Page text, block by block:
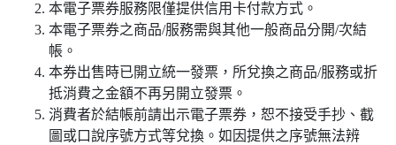
本電子票券服務限僅提供信用卡付款方式。
本電子票券之商品/服務需與其他一般商品分開/次結
帳。
本券出售時已開立統一發票，所兌換之商品/服務或折
抵消費之金額不再另開立發票。
消費者於結帳前請出示電子票券，恕不接受手抄、截
圖或口說序號方式等兌換。如因提供之序號無法辨